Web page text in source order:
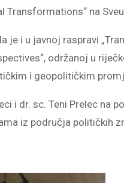
na
je i u javnoj raspravi
održanoj u
i geopolitičkim
i dr. sc. Teni Prelec na
iz područja političkih